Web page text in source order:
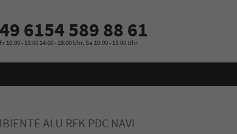
6154 589 88 61
10:00 - 13:00 14:00 - 18:00 Uhr, Sa 10:00 - 13:00 Uhr
ALU RFK PDC NAVI